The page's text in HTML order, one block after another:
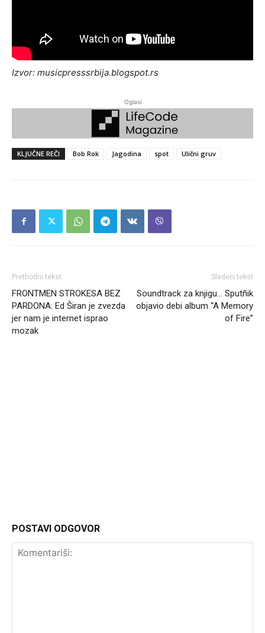
Izvor: musicpresssrbija.blogspot.rs
Oglasi
KLJUČNE REČI Bob Rok Jagodina spot Ulični gruv
Prethodni tekst
FRONTMEN STROKESA BEZ
PARDONA: Ed Širan je zvezda
jer nam je internet isprao
mozak
Sledeći tekst
Soundtrack za knjigu… Sputñik
objavio debi album “A Memory
of Fire”
POSTAVI ODGOVOR